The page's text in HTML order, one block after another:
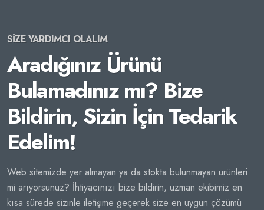
SİZE YARDIMCI OLALIM
Aradığınız Ürünü
Bulamadınız mı? Bize
Bildirin, Sizin İçin Tedarik
Edelim!
Web sitemizde yer almayan ya da stokta bulunmayan ürünleri
mi arıyorsunuz? İhtiyacınızı bize bildirin, uzman ekibimiz en
kısa sürede sizinle iletişime geçerek size en uygun çözümü